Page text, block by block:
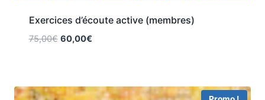
Exercices d’écoute active (membres)
75,00€ 60,00€